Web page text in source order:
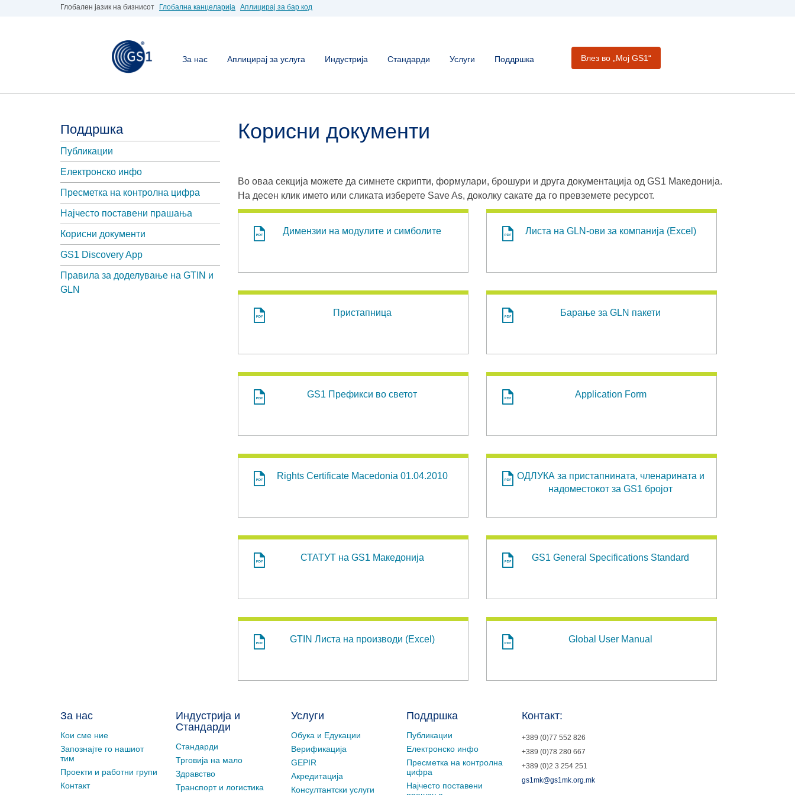
Глобален јазик на бизнисот Глобална канцеларија Аплицирај за бар код
За нас Аплицирај за услуга Индустрија Стандарди Услуги Поддршка Влез во „Moj GS1“
Поддршка
Публикации
Електронско инфо
Пресметка на контролна цифра
Најчесто поставени прашања
Корисни документи
GS1 Discovery App
Правила за доделување на GTIN и
GLN
Корисни документи
Во оваа секција можете да симнете скрипти, формулари, брошури и друга документација од GS1 Македонија.
На десен клик името или сликата изберете Save As, доколку сакате да го превземете ресурсот.
Димензии на модулите и симболите Листа на GLN-ови за компанија (Excel)
Пристапница Барање за GLN пакети
GS1 Префикси во светот Application Form
Rights Certificate Macedonia 01.04.2010
ОДЛУКА за пристапнината, членарината и
надоместокот за GS1 бројот
СТАТУТ на GS1 Македонија GS1 General Specifications Standard
GTIN Листа на производи (Excel) Global User Manual
За нас
Кои сме ние
Запознајте го нашиот
тим
Проекти и работни групи
Контакт
Индустрија и
Стандарди
Стандарди
Трговија на мало
Здравство
Транспорт и логистика
Услуги
Обука и Едукации
Верификација
GEPIR
Акредитација
Консултантски услуги
Поддршка
Публикации
Електронско инфо
Пресметка на контролна
цифра
Најчесто поставени
Контакт:
+389 (0)77 552 826
+389 (0)78 280 667
+389 (0)2 3 254 251
gs1mk@gs1mk.org.mk